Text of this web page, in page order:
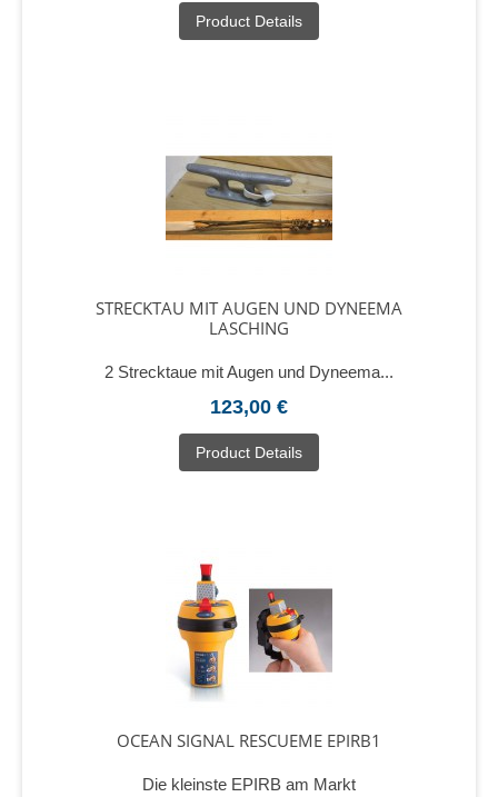
Product Details
STRECKTAU MIT AUGEN UND DYNEEMA
LASCHING
2 Strecktaue mit Augen und Dyneema...
123,00 €
Product Details
OCEAN SIGNAL RESCUEME EPIRB1
Die kleinste EPIRB am Markt